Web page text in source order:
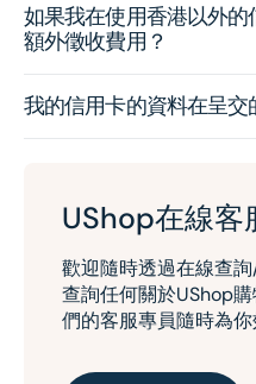
如果我在使用香港以外
額外徵收費用？
我的信用卡的資料在呈交
UShop在線客
歡迎隨時透過在線查
查詢任何關於UShop
們的客服專員隨時為你